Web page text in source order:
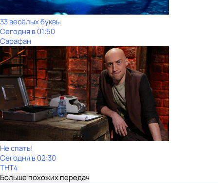
33 весёлых буквы
Сегодня в 01:50
Сарафан
Не спать!
Сегодня в 02:30
ТНТ4
Больше похожих передач